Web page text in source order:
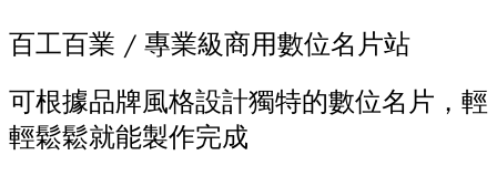
百工百業 / 專業級商用數位名片站
可根據品牌風格設計獨特的數位名片，輕
輕鬆鬆就能製作完成